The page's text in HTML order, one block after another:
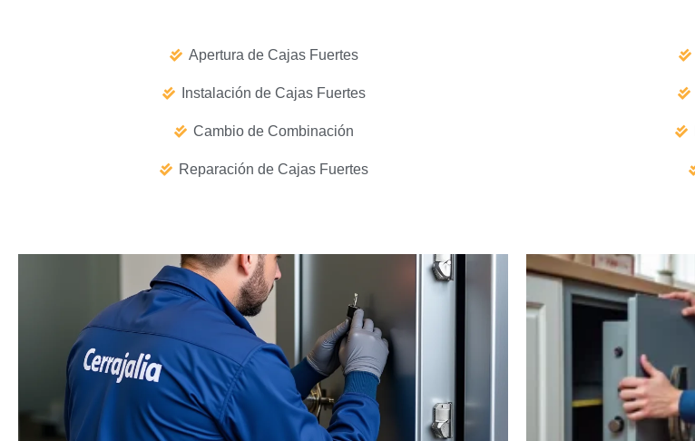
Apertura de Cajas Fuertes
Instalación de Cajas Fuertes
Cambio de Combinación
Reparación de Cajas Fuertes